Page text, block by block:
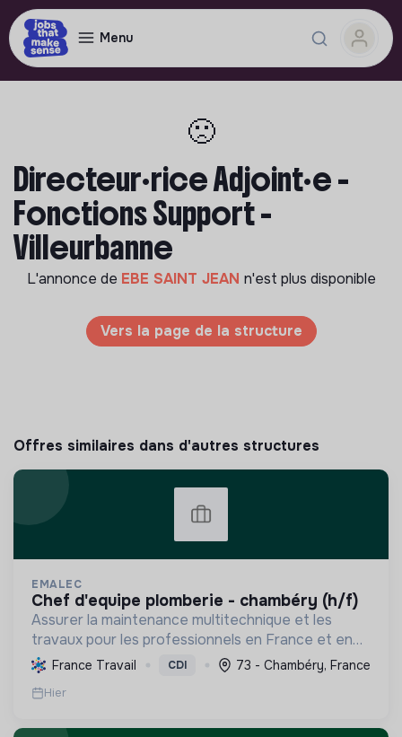
Menu
🙁
Directeur·rice Adjoint·e -
Fonctions Support -
Villeurbanne
L'annonce de EBE SAINT JEAN n'est plus disponible
Vers la page de la structure
Offres similaires dans d'autres structures
EMALEC
chef d'equipe plomberie - chambéry (h/f)
Assurer la maintenance multitechnique et les
travaux pour les professionnels en France et en
Europe, en intégrant des solutions durables et en
promouvant un environnement de travail éthique
et inclusi...
France Travail CDI 73 - Chambéry, France
Hier